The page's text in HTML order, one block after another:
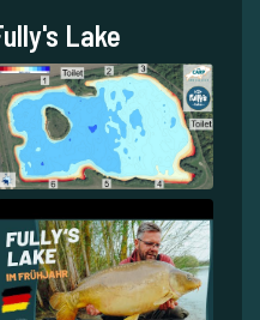
Lake